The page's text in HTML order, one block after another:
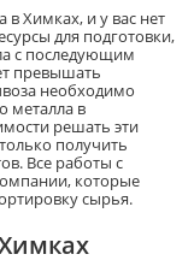
Химках, и у вас нет
для подготовки,
с последующим
превышать
необходимо
металла в
решать эти
получить
Все работы с
которые
сырья.